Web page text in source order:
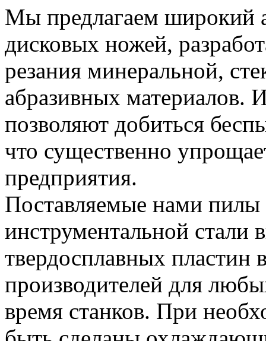
Мы предлагаем широкий
дисковых ножей,
резания минеральной,
абразивных материалов.
позволяют добиться
что существенно
предприятия.
Поставляемые нами пилы
инструментальной стали
твердосплавных пластин
производителей для
время станков. При